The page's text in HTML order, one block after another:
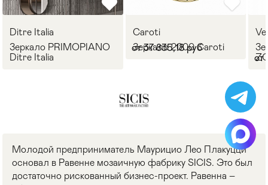
Ditre Italia
Зеркало PRIMOPIANO
Ditre Italia
Caroti
Зеркало 2000 Caroti
от 37 835,18 руб
от
Молодой предприниматель Маурицио Лео Плакуцци
основал в Равенне мозаичную фабрику SICIS. Это был
достаточно рискованный бизнес-проект. Равенна –